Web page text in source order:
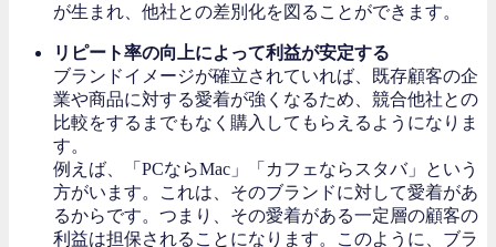
が生まれ、他社との差別化を図ることができます。
リピート率の向上によって利益が安定する
ブランドイメージが確立されていれば、既存顧客の企
業や商品に対する愛着が強くなるため、競合他社との
比較をするまでもなく購入してもらえるようになりま
す。
例えば、「PCならMac」「カフェならスタバ」という
方がいます。これは、そのブランドに対して愛着があ
るからです。つまり、その愛着がある一定層の顧客の
利益は担保されることになります。このように、ブラ